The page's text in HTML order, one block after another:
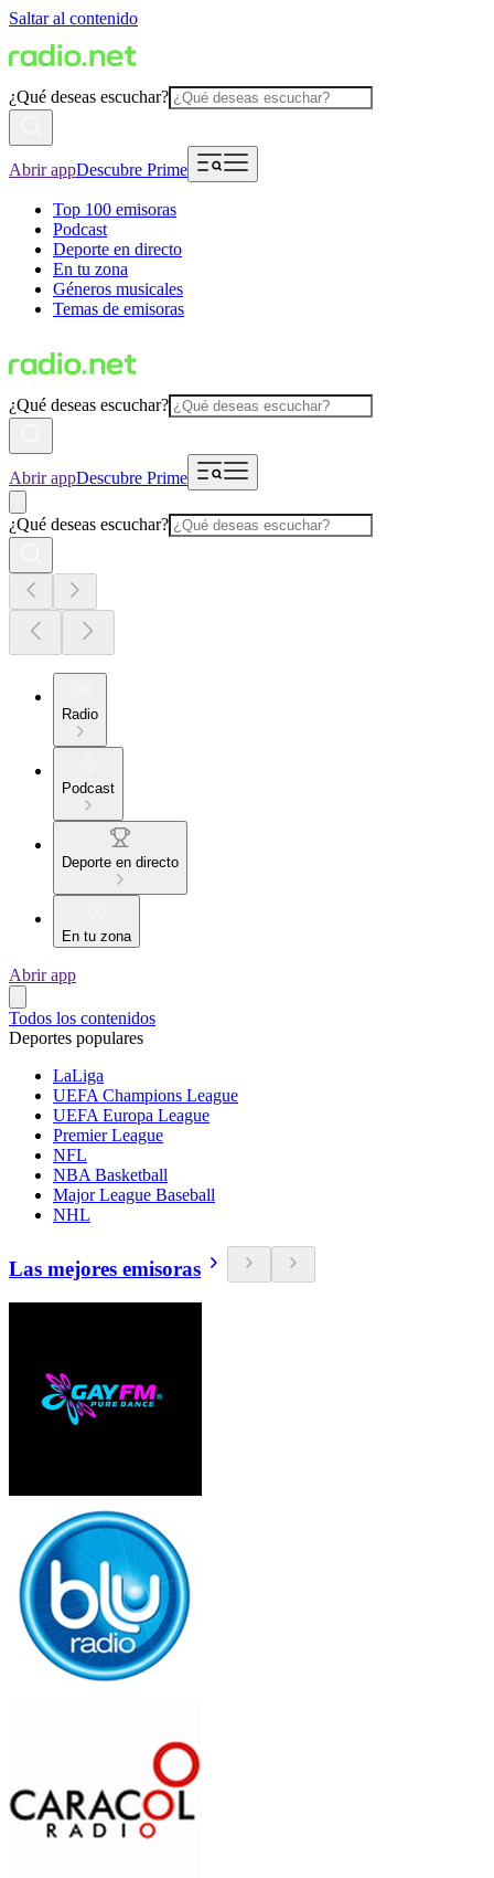
Saltar al contenido
¿Qué deseas escuchar?
Abrir appDescubre Prime
Top 100 emisoras
Podcast
Deporte en directo
En tu zona
Géneros musicales
Temas de emisoras
¿Qué deseas escuchar?
Abrir appDescubre Prime
¿Qué deseas escuchar?
Radio
Podcast
Deporte en directo
En tu zona
Abrir app
Todos los contenidos
Deportes populares
LaLiga
UEFA Champions League
UEFA Europa League
Premier League
NFL
NBA Basketball
Major League Baseball
NHL
Las mejores emisoras